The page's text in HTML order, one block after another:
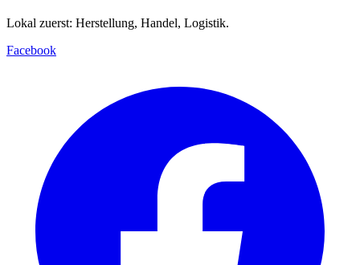
Lokal zuerst: Herstellung, Handel, Logistik.
Facebook